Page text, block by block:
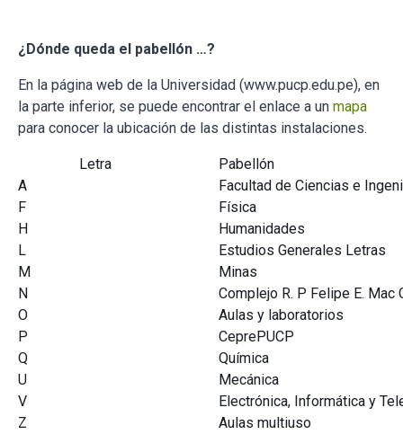
¿Dónde queda el pabellón …?
En la página web de la Universidad (www.pucp.edu.pe), en
la parte inferior, se puede encontrar el enlace a un mapa
para conocer la ubicación de las distintas instalaciones.
Letra
Pabellón
A
Facultad de Ciencias e
F
Física
H
Humanidades
L
Estudios Generales Letras
M
Minas
N
Complejo R. P Felipe E. Mac
O
Aulas y laboratorios
P
CeprePUCP
Q
Química
U
Mecánica
V
Electrónica, Informática y
Z
Aulas multiuso